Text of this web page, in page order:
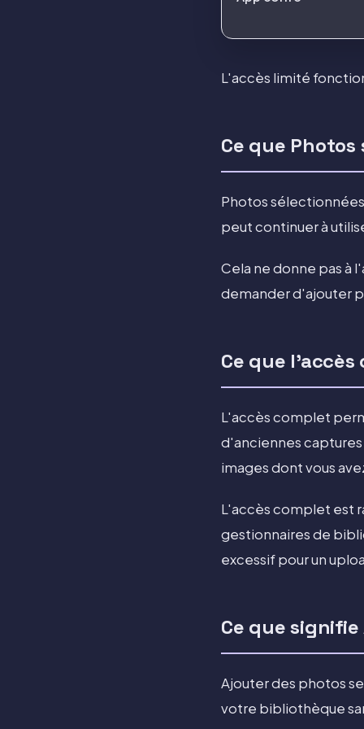
L'accès limité
Ce que
Photos
peut continuer à
Cela ne donne pas à
demander d'ajouter
Ce que
L'accès complet
d'anciennes
images dont vous
L'accès complet est
gestionnaires de
excessif pour un
Ce que
Ajouter des photos
votre bibliothèque